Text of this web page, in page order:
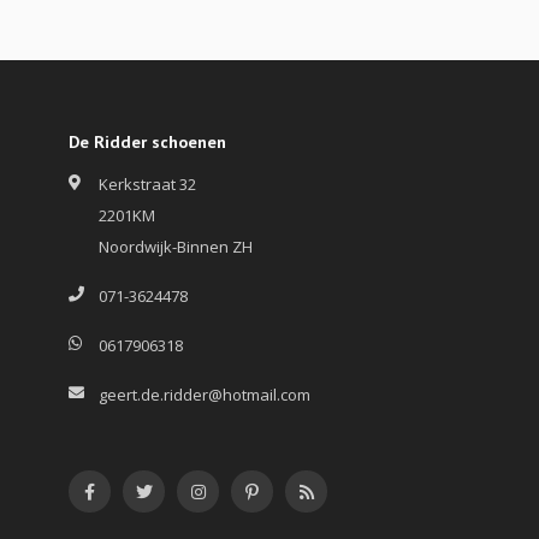
De Ridder schoenen
Kerkstraat 32
2201KM
Noordwijk-Binnen ZH
071-3624478
0617906318
geert.de.ridder@hotmail.com